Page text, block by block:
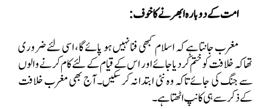
امت کے دوبارہ ابھرنے کا خوف:
مغرب جانتا ہے کہ اسلام کبھی فنا نہیں ہو پائے گا، اسی لئے ضروری
تھا کہ خلافت کو ختم کر دیا جائے اور اس کے قیام کے لئے کام کرنے والوں
سے جنگ کی جائے تاکہ وہ نئی ابتدا نہ کر سکیں۔ آج بھی مغرب خلافت
کے ذکر سے ہی کانپ اٹھتا ہے۔